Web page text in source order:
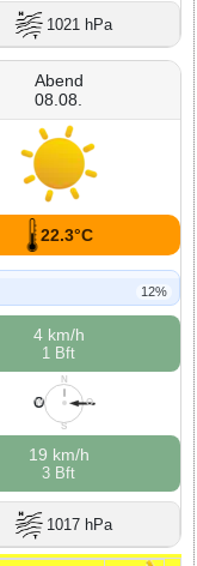
1021 hPa
Abend
08.08.
22.3°C
12%
4 km/h
1 Bft
N
O
S
W
O
19 km/h
3 Bft
1017 hPa